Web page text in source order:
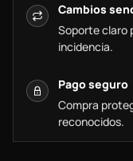
Cambios
Soporte claro
incidencia.
Pago seguro
Compra
reconocidos.